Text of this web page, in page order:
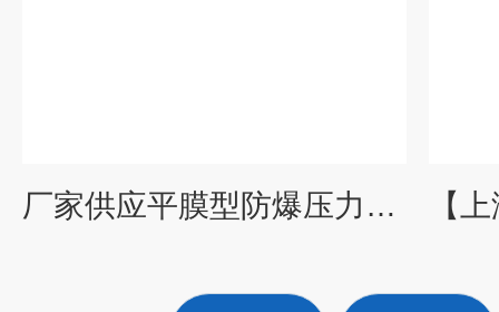
厂家供应平膜型防爆压力变送器